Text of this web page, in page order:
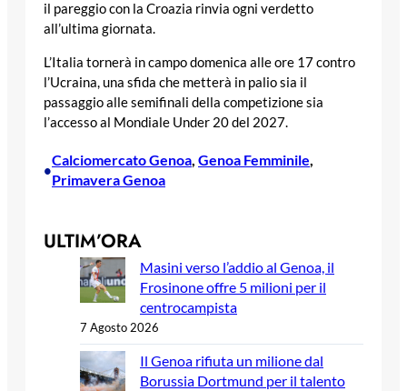
il pareggio con la Croazia rinvia ogni verdetto
all’ultima giornata.
L’Italia tornerà in campo domenica alle ore 17 contro
l’Ucraina, una sfida che metterà in palio sia il
passaggio alle semifinali della competizione sia
l’accesso al Mondiale Under 20 del 2027.
•
Calciomercato Genoa Genoa Femminile
Primavera Genoa
ULTIM’ORA
Masini verso l’addio al Genoa, il
Frosinone offre 5 milioni per il
centrocampista
7 Agosto 2026
Il Genoa rifiuta un milione dal
Borussia Dortmund per il talento